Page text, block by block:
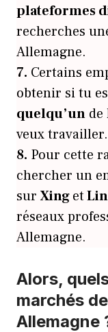
plateformes
recherches
Allemagne.
7. Certains
obtenir si tu
quelqu’un
veux travailler.
8. Pour cette
chercher un
sur Xinget
réseaux
Allemagne.
Alors,
marchés
Allemagne